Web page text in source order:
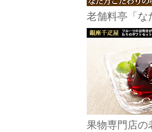
老舗料亭「な
果物専門店の